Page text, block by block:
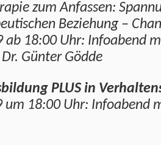
zum Anfassen:
Beziehung –
ab 18:00 Uhr: Infoabend
Günter Gödde
PLUS in
um 18:00 Uhr: Infoabend